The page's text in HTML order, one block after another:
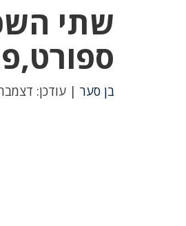
שתי
בן סער | עודכן: דצמבר 21,